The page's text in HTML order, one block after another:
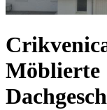
Möblierte